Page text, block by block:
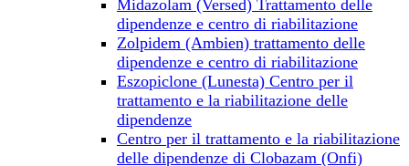
Midazolam (Versed) Trattamento delle
dipendenze e centro di riabilitazione
Zolpidem (Ambien) trattamento delle
dipendenze e centro di riabilitazione
Eszopiclone (Lunesta) Centro per il
trattamento e la riabilitazione delle
dipendenze
Centro per il trattamento e la riabilitazione
delle dipendenze di Clobazam (Onfi)